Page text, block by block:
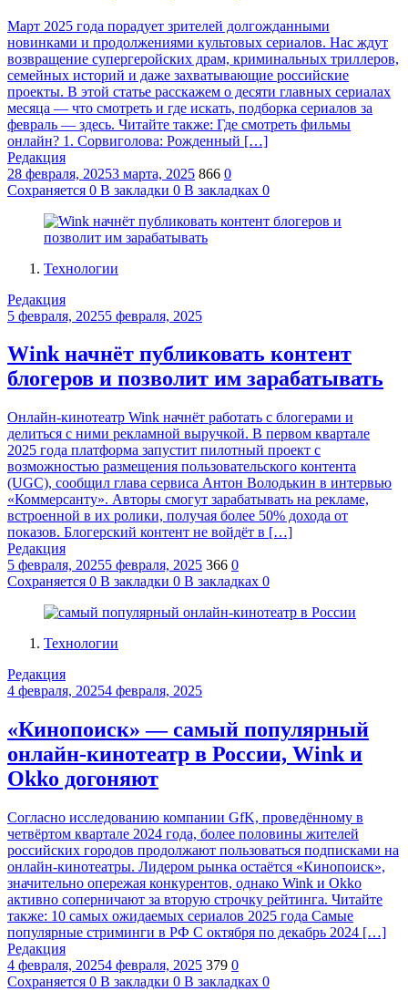
Март 2025 года порадует зрителей долгожданными
новинками и продолжениями культовых сериалов. Нас ждут
возвращение супергеройских драм, криминальных триллеров,
семейных историй и даже захватывающие российские
проекты. В этой статье расскажем о десяти главных сериалах
месяца — что смотреть и где искать, подборка сериалов за
февраль — здесь. Читайте также: Где смотреть фильмы
онлайн? 1. Сорвиголова: Рожденный […]
Редакция
28 февраля, 20253 марта, 2025 866 0
Сохраняется 0 В закладки 0 В закладках 0
Технологии
Редакция
5 февраля, 20255 февраля, 2025
Wink начнёт публиковать контент
блогеров и позволит им зарабатывать
Онлайн-кинотеатр Wink начнёт работать с блогерами и
делиться с ними рекламной выручкой. В первом квартале
2025 года платформа запустит пилотный проект с
возможностью размещения пользовательского контента
(UGC), сообщил глава сервиса Антон Володькин в интервью
«Коммерсанту». Авторы смогут зарабатывать на рекламе,
встроенной в их ролики, получая более 50% дохода от
показов. Блогерский контент не войдёт в […]
Редакция
5 февраля, 20255 февраля, 2025 366 0
Сохраняется 0 В закладки 0 В закладках 0
Технологии
Редакция
4 февраля, 20254 февраля, 2025
«Кинопоиск» — самый популярный
онлайн-кинотеатр в России, Wink и
Okko догоняют
Согласно исследованию компании GfK, проведённому в
четвёртом квартале 2024 года, более половины жителей
российских городов продолжают пользоваться подписками на
онлайн-кинотеатры. Лидером рынка остаётся «Кинопоиск»,
значительно опережая конкурентов, однако Wink и Okko
активно соперничают за вторую строчку рейтинга. Читайте
также: 10 самых ожидаемых сериалов 2025 года Самые
популярные стриминги в РФ С октября по декабрь 2024 […]
Редакция
4 февраля, 20254 февраля, 2025 379 0
Сохраняется 0 В закладки 0 В закладках 0